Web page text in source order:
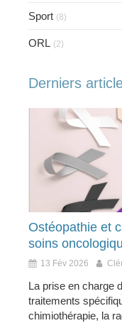
Sport (8)
ORL (2)
Derniers
Ostéopathie et
soins
13 Fév 2026
La prise en charge
traitements
chimiothérapie, la